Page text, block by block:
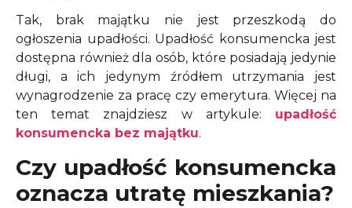
Tak, brak majątku nie jest przeszkodą do
ogłoszenia upadłości. Upadłość konsumencka jest
dostępna również dla osób, które posiadają jedynie
długi, a ich jedynym źródłem utrzymania jest
wynagrodzenie za pracę czy emerytura. Więcej na
ten temat znajdziesz w artykule: upadłość
konsumencka bez majątku.
Czy upadłość konsumencka
oznacza utratę mieszkania?